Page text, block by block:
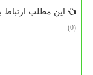
این مطلب ارتباط
(0)